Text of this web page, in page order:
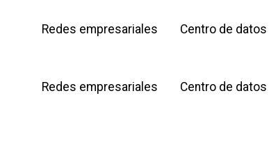
Redes empresariales Centro de datos
Redes empresariales Centro de datos